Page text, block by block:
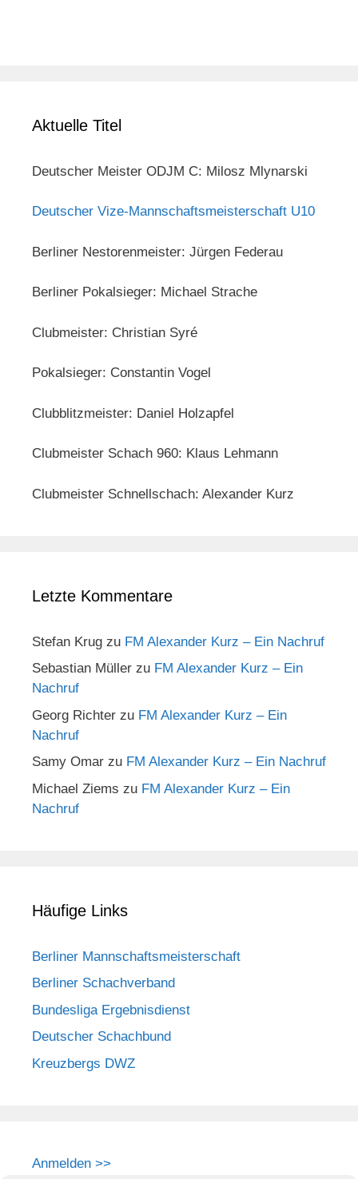
Aktuelle Titel
Deutscher Meister ODJM C: Milosz Mlynarski
Deutscher Vize-Mannschaftsmeisterschaft U10
Berliner Nestorenmeister: Jürgen Federau
Berliner Pokalsieger: Michael Strache
Clubmeister: Christian Syré
Pokalsieger: Constantin Vogel
Clubblitzmeister: Daniel Holzapfel
Clubmeister Schach 960: Klaus Lehmann
Clubmeister Schnellschach: Alexander Kurz
Letzte Kommentare
Stefan Krug zu FM Alexander Kurz – Ein Nachruf
Sebastian Müller zu FM Alexander Kurz – Ein
Nachruf
Georg Richter zu FM Alexander Kurz – Ein
Nachruf
Samy Omar zu FM Alexander Kurz – Ein Nachruf
Michael Ziems zu FM Alexander Kurz – Ein
Nachruf
Häufige Links
Berliner Mannschaftsmeisterschaft
Berliner Schachverband
Bundesliga Ergebnisdienst
Deutscher Schachbund
Kreuzbergs DWZ
Anmelden >>